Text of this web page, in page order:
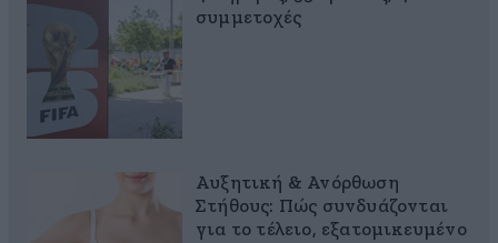
συμμετοχές
Αυξητική & Ανόρθωση
Στήθους: Πώς συνδυάζονται
για το τέλειο, εξατομικευμένο